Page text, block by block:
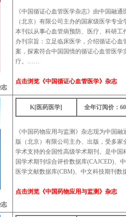
《中国循证心血管医学杂志》由中国融
（北京）有限公司主办的国家级医学专业
本刊以从事心血管病预防、医疗、科研工
办刊宗旨：立足临床医学，介绍循证心
案，探索符合中国国情的循证心血管医
疗。……
点击浏览《中国循证心血管医学》杂志
K[医药医学] 全年订阅价：
《中国药物应用与监测》杂志现为中国
版（北京）有限公司主办、出版，受多
学术支持的全国性高级学术期刊。是中
国学术期刊综合评价数据库(CAJCED)、
医学文献数据库(CBM)、中文科技期刊
点击浏览《中国药物应用与监测》杂志